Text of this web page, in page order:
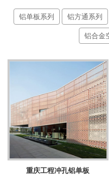
铝单板系列 铝方通系列
铝合金
重庆工程冲孔铝单板